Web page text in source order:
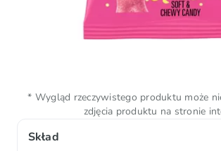
Skład
* Wygląd rzeczywistego produktu może
zdjęcia produktu na stronie